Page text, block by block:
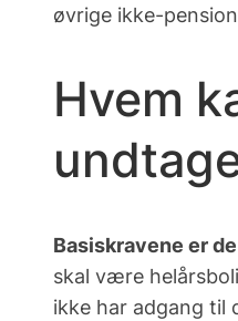
øvrige ikke-
Hvem
Basiskravene er
skal være
ikke har adgang til